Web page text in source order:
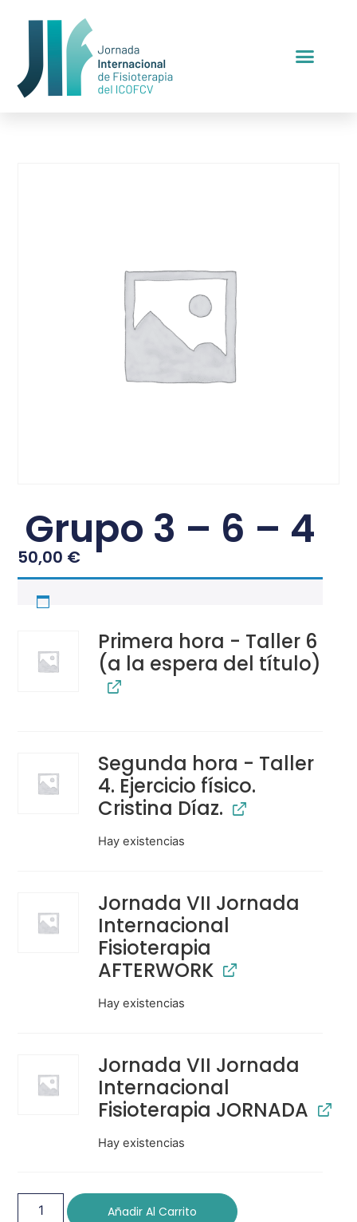
Grupo 3 – 6 – 4
50,00 €
Primera hora - Taller 6
(a la espera del título)
Segunda hora - Taller
4. Ejercicio físico.
Cristina Díaz.
Hay existencias
Jornada VII Jornada
Internacional
Fisioterapia
AFTERWORK
Hay existencias
Jornada VII Jornada
Internacional
Fisioterapia JORNADA
Hay existencias
Añadir Al Carrito